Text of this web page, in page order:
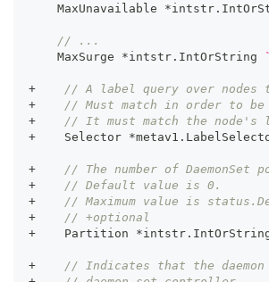
    MaxUnavailable
*intstr .
// ...
    MaxSurge
*intstr . IntOrString
+
// A label query over nodes
+
// Must match in order to
+
// It must match the node's
+
    Selector
*metav1 .
+
// The number of DaemonSet
+
// Default value is 0.
+
// Maximum value is
+
// +optional
+
    Partition
*intstr .
+
// Indicates that the